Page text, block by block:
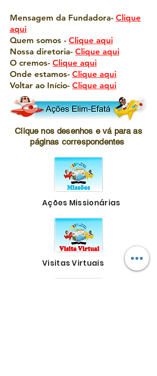
Mensagem da Fundadora- Clique
aqui
Quem somos - Clique aqui
Nossa diretoria- Clique aqui
O cremos- Clique aqui
Onde estamos- Clique aqui
Voltar ao Início- Clique aqui
Clique nos desenhos e vá para as
páginas correspondentes
Ações Missionárias
Visitas Virtuais